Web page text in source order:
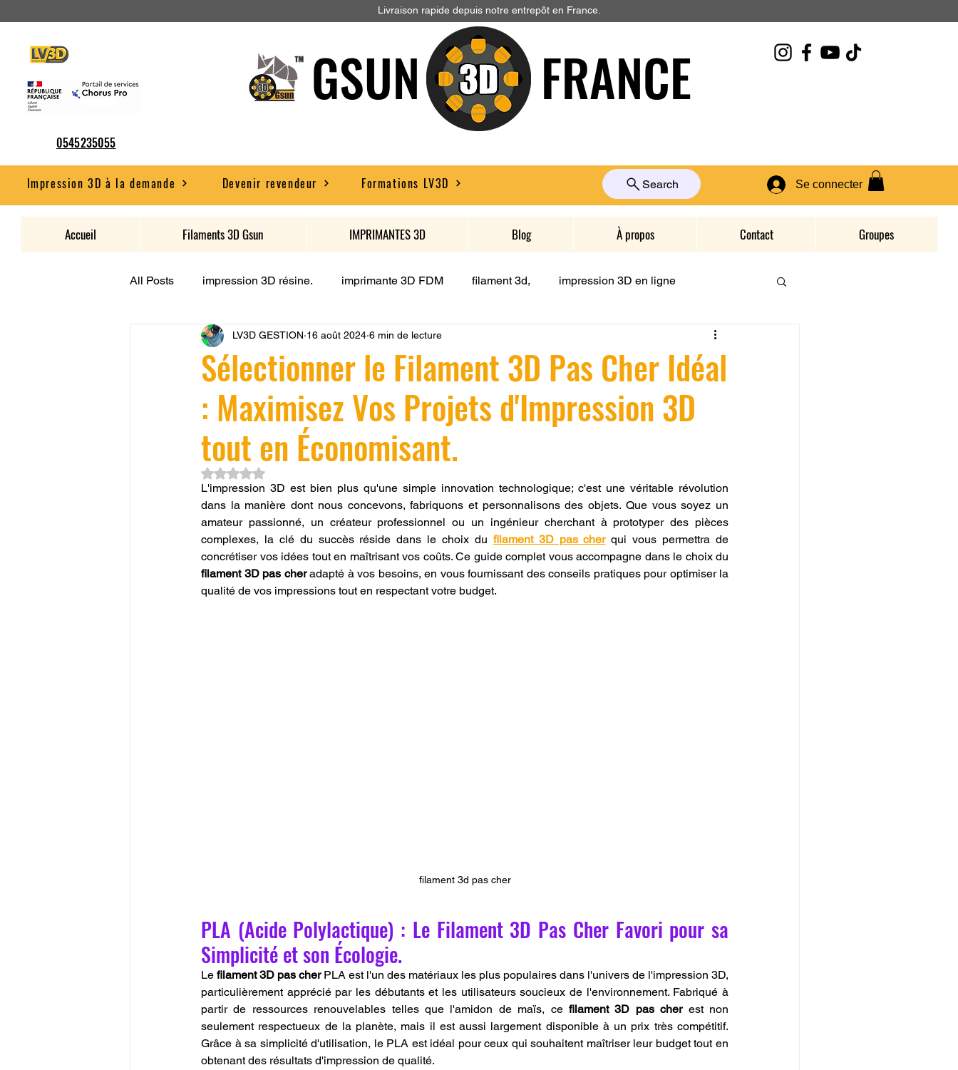
Livraison rapide depuis notre entrepôt en France.
0545235055
GSUN FRANCE
Impression 3D à la demande Devenir revendeur Formations LV3D Se connecter
Search
Accueil Filaments 3D Gsun IMPRIMANTES 3D Blog À propos Contact Groupes
All Posts impression 3D résine. imprimante 3D FDM filament 3d, impression 3D en ligne
CONCESSION LV3D JEU LV3D Formation
SCANNER 3D Formation à l'impression 3D CPF impression 3D à la demande Formation 3D en ligne.
filament 3D Refaire une piece en 3D
Entretien imprimante 3D postraitement SNAPMAKER CRÉALITY SPARK X I7 CREALITY
Formation CREALITY PRINT
Sélectionner le Filament 3D Pas Cher Idéal
: Maximisez Vos Projets d'Impression 3D
tout en Économisant.
LV3D GESTION 16 août 2024 6 min de lecture
Noté NaN étoiles sur 5.
L'impression 3D est bien plus qu'une simple innovation technologique; c'est une véritable révolution
dans la manière dont nous concevons, fabriquons et personnalisons des objets. Que vous soyez un
amateur passionné, un créateur professionnel ou un ingénieur cherchant à prototyper des pièces
complexes, la clé du succès réside dans le choix du filament 3D pas cher qui vous permettra de
filament 3D pas cher adapté à vos besoins, en vous fournissant des conseils pratiques pour optimiser la
qualité de vos impressions tout en respectant votre budget.
filament 3d pas cher
PLA (Acide Polylactique) : Le Filament 3D Pas Cher Favori pour sa
Simplicité et son Écologie.
Le filament 3D pas cher PLA est l'un des matériaux les plus populaires dans l'univers de l'impression 3D,
particulièrement apprécié par les débutants et les utilisateurs soucieux de l'environnement. Fabriqué à
partir de ressources renouvelables telles que l'amidon de maïs, ce filament 3D pas cher est non
seulement respectueux de la planète, mais il est aussi largement disponible à un prix très compétitif.
Grâce à sa simplicité d'utilisation, le PLA est idéal pour ceux qui souhaitent maîtriser leur budget tout en
obtenant des résultats d'impression de qualité.